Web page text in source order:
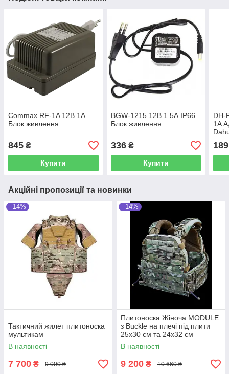
Сommax RF-1A 12В 1А
Блок живлення
845 ₴
Купити
BGW-1215 12В 1.5А IP66
Блок живлення
336₴
Купити
DH-
1A
189
Акційні пропозиції та новинки
–14%
Тактичний жилет плитоноска
мультикам
В наявності
7 700 ₴ 9 000 ₴
–14%
Плитоноска Жіноча MODULE
з Buckle на плечі під плити
25х30 см та 24х32 см
Multicam Original IRR
В наявності
9 200 ₴ 10 660 ₴